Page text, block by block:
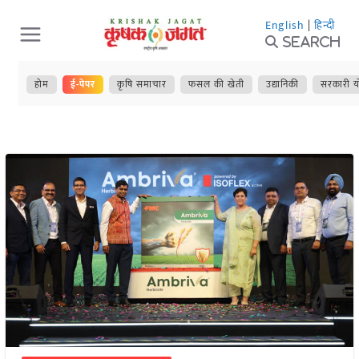
Skip
to
content
English | हिन्दी
Search
होम ई-पेपर कृषि समाचार फसल की खेती उद्यानिकी सरकारी